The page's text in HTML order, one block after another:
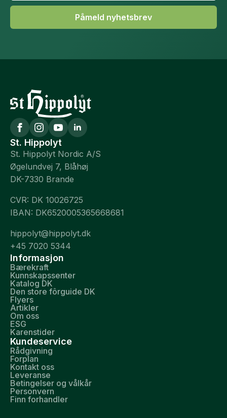
Påmeld nyhetsbrev
St. Hippolyt
St. Hippolyt Nordic A/S
Øgelundvej 7, Blåhøj
DK-7330 Brande
CVR: DK 10026725
IBAN: DK6520005365668681
hippolyt@hippolyt.dk
+45 7020 5344
Informasjon
Bærekraft
Kunnskapssenter
Katalog DK
Den store fôrguide DK
Flyers
Artikler
Om oss
ESG
Karenstider
Kundeservice
Rådgivning
Forplan
Kontakt oss
Leveranse
Betingelser og vålkår
Personvern
Finn forhandler